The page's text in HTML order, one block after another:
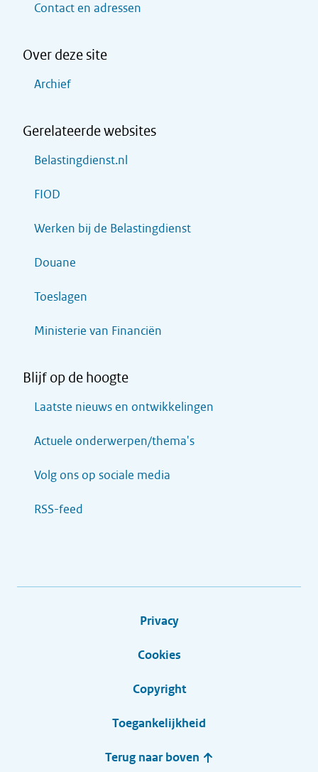
Contact en adressen
Over deze site
Archief
Gerelateerde websites
Belastingdienst.nl
FIOD
Werken bij de Belastingdienst
Douane
Toeslagen
Ministerie van Financiën
Blijf op de hoogte
Laatste nieuws en ontwikkelingen
Actuele onderwerpen/thema's
Volg ons op sociale media
RSS-feed
Privacy
Cookies
Copyright
Toegankelijkheid
Terug naar boven